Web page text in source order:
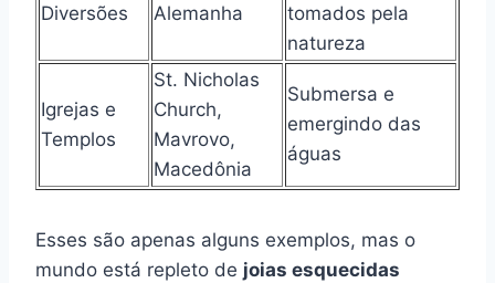
Diversões
Alemanha
tomados pela
natureza
Igrejas e
Templos
St. Nicholas
Church,
Mavrovo,
Macedônia
Submersa e
emergindo das
águas
Esses são apenas alguns exemplos, mas o
mundo está repleto de joias esquecidas